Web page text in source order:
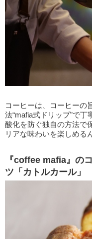
コーヒーは、コーヒーの
法“mafia式ドリップ”で丁
酸化を防ぐ独自の方法で
リアな味わいを楽しめる
『coffee mafia』の
ツ「カトルカール」